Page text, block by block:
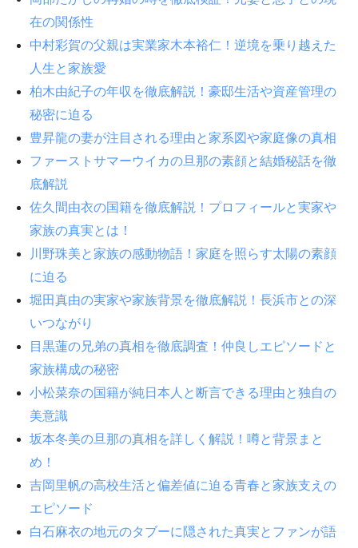
在の関係性
中村彩賀の父親は実業家木本裕仁！逆境を乗り越えた
人生と家族愛
柏木由紀子の年収を徹底解説！豪邸生活や資産管理の
秘密に迫る
豊昇龍の妻が注目される理由と家系図や家庭像の真相
ファーストサマーウイカの旦那の素顔と結婚秘話を徹
底解説
佐久間由衣の国籍を徹底解説！プロフィールと実家や
家族の真実とは！
川野珠美と家族の感動物語！家庭を照らす太陽の素顔
に迫る
堀田真由の実家や家族背景を徹底解説！長浜市との深
いつながり
目黒蓮の兄弟の真相を徹底調査！仲良しエピソードと
家族構成の秘密
小松菜奈の国籍が純日本人と断言できる理由と独自の
美意識
坂本冬美の旦那の真相を詳しく解説！噂と背景まと
め！
吉岡里帆の高校生活と偏差値に迫る青春と家族支えの
エピソード
白石麻衣の地元のタブーに隠された真実とファンが語